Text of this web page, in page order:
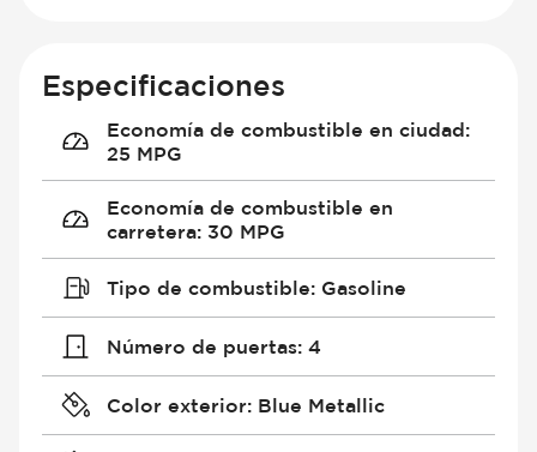
Especificaciones
Economía de combustible en ciudad:
25 MPG
Economía de combustible en
carretera: 30 MPG
Tipo de combustible: Gasoline
Número de puertas: 4
Color exterior: Blue Metallic